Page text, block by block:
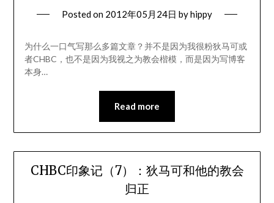
Posted on 2012年05月24日 byhippy
为什么一口气写那么多篇文章？并不是因为我很粉狄马可或
者CHBC，也不是因为我视之为教会楷模，而是因为写博客
本身…
Read more
CHBC印象记（7）：狄马可和他的教会
归正